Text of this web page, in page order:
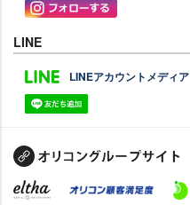
LINE
LINEアカウントメディア